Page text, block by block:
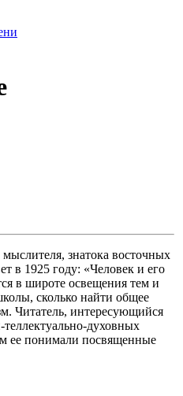
знатока восточных
в 1925 году: «Человек и его
в широте освещения тем и
сколько найти общее
Читатель, интересующийся
духовных
ее понимали посвященные